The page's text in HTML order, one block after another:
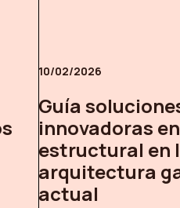
10/02/2026
Guía
innovadoras
estructural en
arquitectura
actual